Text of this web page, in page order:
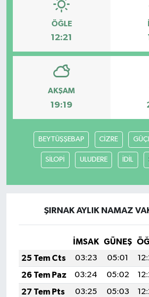
ÖĞLE
12:21
AKŞAM
19:19
BEYTÜŞŞEBAP CİZRE
SİLOPİ ULUDERE İDİL
ŞIRNAK AYLIK NAMAZ
İMSAK GÜNEŞ
25 Tem Cts
03:23 05:01
26 Tem Paz
03:24 05:02
27 Tem Pts
03:25 05:03